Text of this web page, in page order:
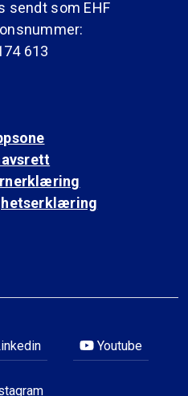
sendt som EHF
613
Youtube